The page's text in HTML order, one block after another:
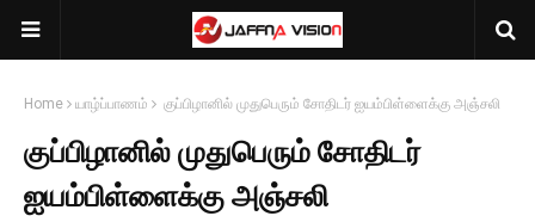
Home யாழ்ப்பாணம் குப்பிழானில் முதுபெரும் சோதிடர் ஐயம்பிள்ளைக்கு அஞ்சலி
குப்பிழானில் முதுபெரும் சோதிடர்
ஐயம்பிள்ளைக்கு அஞ்சலி